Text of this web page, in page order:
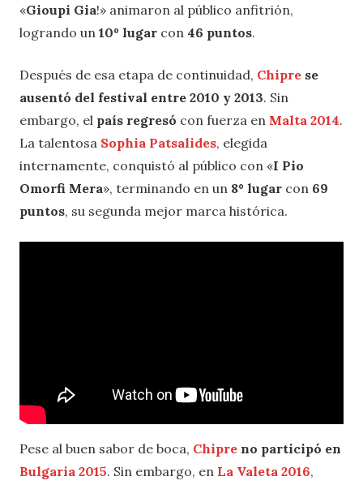
«Gioupi Gia!» animaron al público anfitrión,
logrando un 10º lugar con 46 puntos.
Después de esa etapa de continuidad, Chipre se
ausentó del festival entre 2010 y 2013. Sin
embargo, el país regresó con fuerza en Malta 2014.
La talentosa Sophia Patsalides, elegida
internamente, conquistó al público con «I Pio
Omorfi Mera», terminando en un 8º lugar con 69
puntos, su segunda mejor marca histórica.
Pese al buen sabor de boca, Chipre no participó en
Bulgaria 2015. Sin embargo, en La Valeta 2016,